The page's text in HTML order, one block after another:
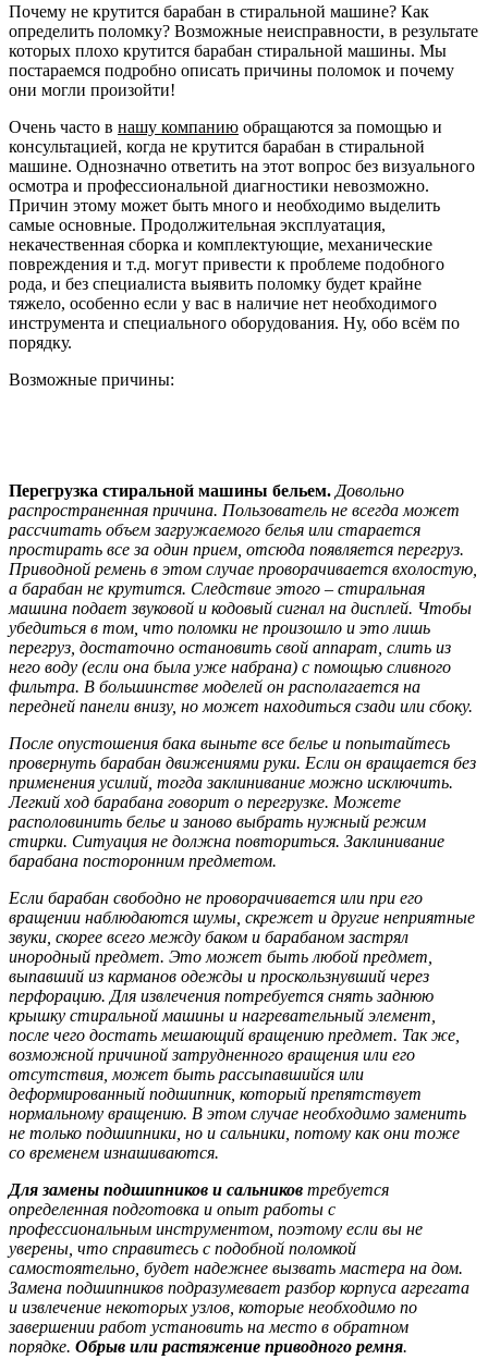
Почему не крутится барабан в стиральной машине? Как
определить поломку? Возможные неисправности, в результате
которых плохо крутится барабан стиральной машины. Мы
постараемся подробно описать причины поломок и почему
они могли произойти!
Очень часто в нашу компанию обращаются за помощью и
консультацией, когда не крутится барабан в стиральной
машине. Однозначно ответить на этот вопрос без визуального
осмотра и профессиональной диагностики невозможно.
Причин этому может быть много и необходимо выделить
самые основные. Продолжительная эксплуатация,
некачественная сборка и комплектующие, механические
повреждения и т.д. могут привести к проблеме подобного
рода, и без специалиста выявить поломку будет крайне
тяжело, особенно если у вас в наличие нет необходимого
инструмента и специального оборудования. Ну, обо всём по
порядку.
Возможные причины:
Перегрузка стиральной машины бельем. Довольно
распространенная причина. Пользователь не всегда может
рассчитать объем загружаемого белья или старается
простирать все за один прием, отсюда появляется перегруз.
Приводной ремень в этом случае проворачивается вхолостую,
а барабан не крутится. Следствие этого – стиральная
машина подает звуковой и кодовый сигнал на дисплей. Чтобы
убедиться в том, что поломки не произошло и это лишь
перегруз, достаточно остановить свой аппарат, слить из
него воду (если она была уже набрана) с помощью сливного
фильтра. В большинстве моделей он располагается на
передней панели внизу, но может находиться сзади или сбоку.
После опустошения бака выньте все белье и попытайтесь
провернуть барабан движениями руки. Если он вращается без
применения усилий, тогда заклинивание можно исключить.
Легкий ход барабана говорит о перегрузке. Можете
располовинить белье и заново выбрать нужный режим
стирки. Ситуация не должна повториться. Заклинивание
барабана посторонним предметом.
Если барабан свободно не проворачивается или при его
вращении наблюдаются шумы, скрежет и другие неприятные
звуки, скорее всего между баком и барабаном застрял
инородный предмет. Это может быть любой предмет,
выпавший из карманов одежды и проскользнувший через
перфорацию. Для извлечения потребуется снять заднюю
крышку стиральной машины и нагревательный элемент,
после чего достать мешающий вращению предмет. Так же,
возможной причиной затрудненного вращения или его
отсутствия, может быть рассыпавшийся или
деформированный подшипник, который препятствует
нормальному вращению. В этом случае необходимо заменить
не только подшипники, но и сальники, потому как они тоже
со временем изнашиваются.
Для замены подшипников и сальников требуется
определенная подготовка и опыт работы с
профессиональным инструментом, поэтому если вы не
уверены, что справитесь с подобной поломкой
самостоятельно, будет надежнее вызвать мастера на дом.
Замена подшипников подразумевает разбор корпуса агрегата
и извлечение некоторых узлов, которые необходимо по
завершении работ установить на место в обратном
порядке. Обрыв или растяжение приводного ремня.